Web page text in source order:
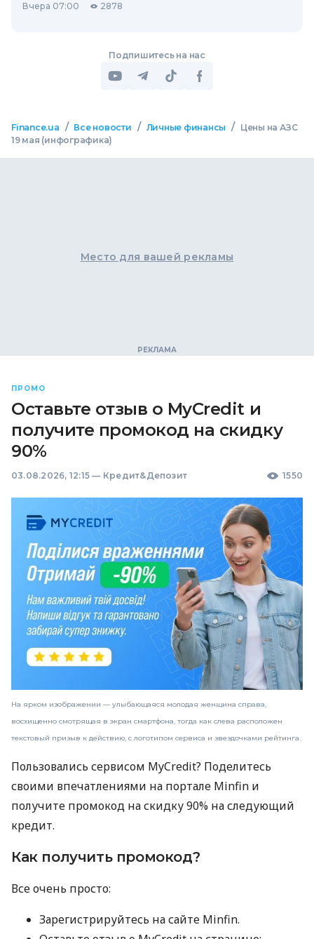
Вчера 07:00 2878
Подпишитесь на нас
Finance.ua / Все новости / Личные финансы /
Цены на АЗС
19 мая (инфографика)
Место для вашей рекламы
ПРОМО
Оставьте отзыв о MyCredit и
получите промокод на скидку
90%
03.08.2026, 12:15 — Кредит&Депозит 1550
На ярком изображении — улыбающаяся молодая женщина справа,
восхищенно смотрящая в экран смартфона, тогда как слева расположен
текстовый призыв к действию, с логотипом сервиса и звездочками рейтинга.
Пользовались сервисом MyCredit? Поделитесь
своими впечатлениями на портале Minfin и
получите промокод на скидку 90% на следующий
кредит.
Как получить промокод?
Все очень просто:
Зарегистрируйтесь на сайте Minfin.